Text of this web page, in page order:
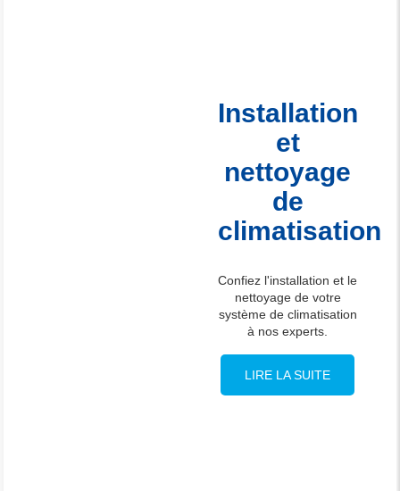
Installation
et
nettoyage
de
climatisation
Confiez l'installation et le
nettoyage de votre
système de climatisation
à nos experts.
LIRE LA SUITE